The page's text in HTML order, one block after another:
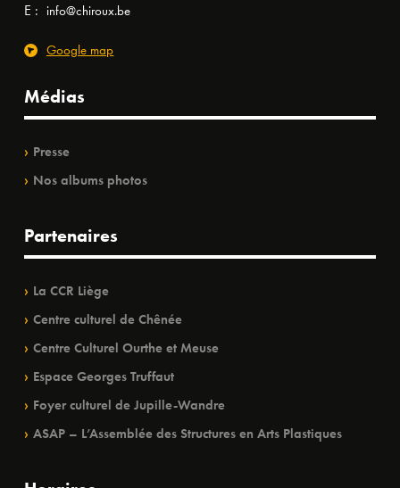
E : info@chiroux.be
Google map
Médias
Presse
Nos albums photos
Partenaires
La CCR Liège
Centre culturel de Chênée
Centre Culturel Ourthe et Meuse
Espace Georges Truffaut
Foyer culturel de Jupille-Wandre
ASAP – L’Assemblée des Structures en Arts Plastiques